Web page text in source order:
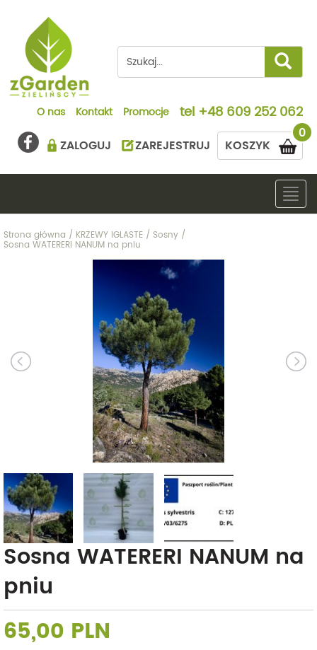
O nas Kontakt Promocje tel +48 609 252 062
0
KOSZYK
ZALOGUJ ZAREJESTRUJ
Strona główna / KRZEWY IGLASTE / Sosny /
Sosna WATERERI NANUM na pniu
Sosna WATERERI NANUM na
pniu
65,00 PLN